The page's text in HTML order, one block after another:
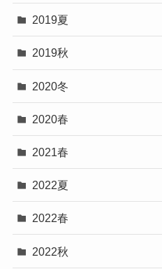
2019夏
2019秋
2020冬
2020春
2021春
2022夏
2022春
2022秋